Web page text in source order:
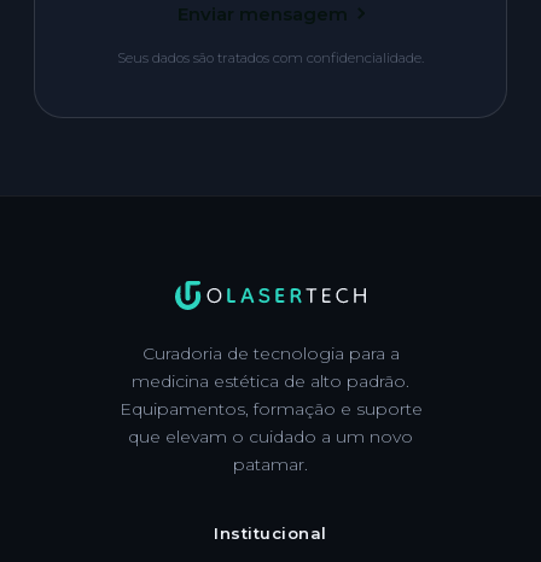
Enviar mensagem
Seus dados são tratados com confidencialidade.
Curadoria de tecnologia para a
medicina estética de alto padrão.
Equipamentos, formação e suporte
que elevam o cuidado a um novo
patamar.
Institucional